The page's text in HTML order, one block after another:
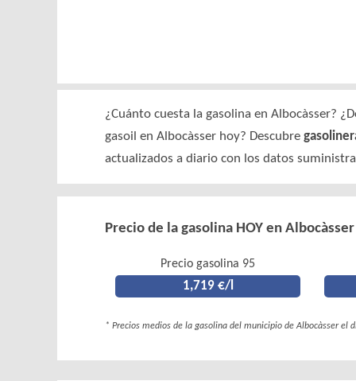
¿Cuánto cuesta la gasolina en Albocàsser?
gasoil en Albocàsser hoy? Descubre
actualizados a diario con los datos
Precio de la gasolina HOY en Albocàsser
Precio gasolina 95
1,719 €/l
* Precios medios de la gasolina del municipio de Albocàsser el